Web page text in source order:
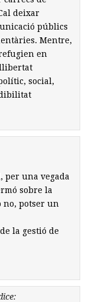
deixar
públics
Mentre,
en
llibertat
social,
per una vegada
sobre la
potser un
la gestió de